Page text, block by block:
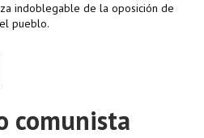
indoblegable de la oposición de
pueblo.
comunista